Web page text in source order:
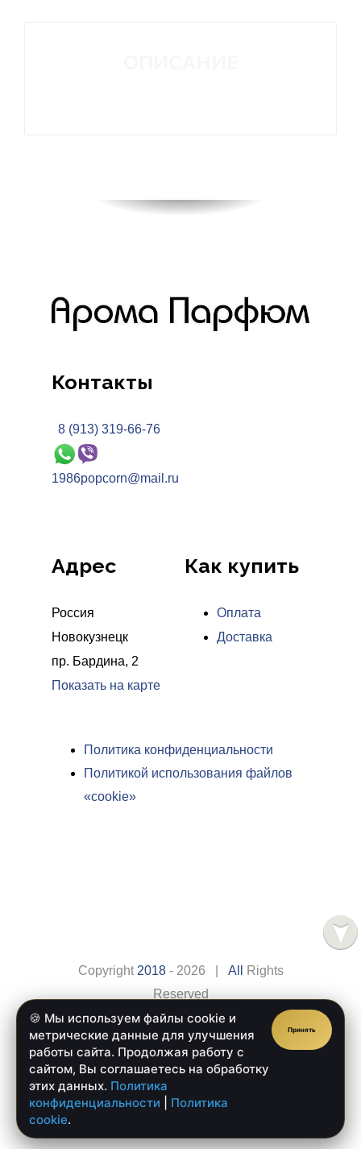
🍪 Мы используем файлы cookie и
метрические данные для улучшения
работы сайта. Продолжая работу с
сайтом, Вы соглашаетесь на обработку
этих данных. Политика
конфиденциальности
Политика
cookie.
Принять
Контакты
8 (913) 319-66-76
1986popcorn@mail.ru
Адрес
Россия
Новокузнецк
пр. Бардина, 2
Показать на карте
Как купить
Оплата
Доставка
Политика конфиденциальности
Политикой использования файлов
«cookie»
Copyright2018- 2026 | All
Rights
Reserved
Сайт разработан компанией Веб-сайт.рус
Главная
Оплата
Доставка
Обратная Связь